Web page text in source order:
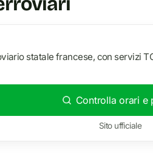
statale francese, con servizi
Controlla orari e
Sito ufficiale